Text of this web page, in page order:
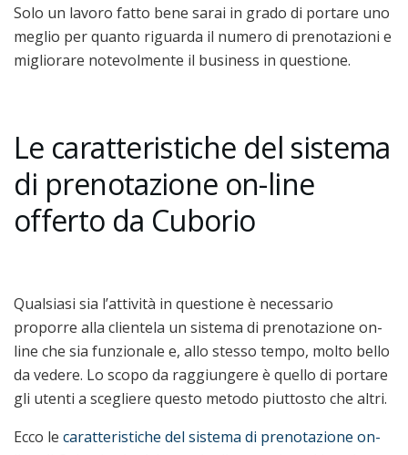
Solo un lavoro fatto bene sarai in grado di portare uno
meglio per quanto riguarda il numero di prenotazioni e
migliorare notevolmente il business in questione.
Le caratteristiche del sistema
di prenotazione on-line
offerto da Cuborio
Qualsiasi sia l’attività in questione è necessario
proporre alla clientela un sistema di prenotazione on-
line che sia funzionale e, allo stesso tempo, molto bello
da vedere. Lo scopo da raggiungere è quello di portare
gli utenti a scegliere questo metodo piuttosto che altri.
Ecco le caratteristiche del sistema di prenotazione on-